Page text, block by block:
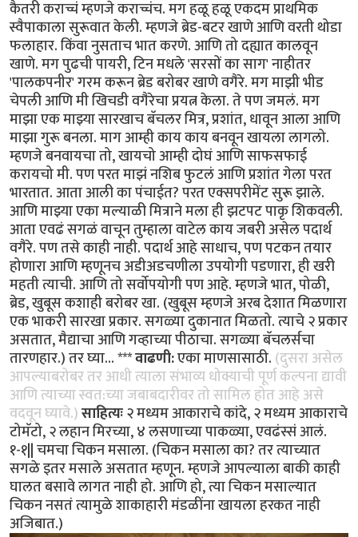
कैतरी कराच्चं म्हणजे कराच्चंच. मग हळू हळू एकदम प्राथमिक
स्वैपाकाला सुरूवात केली. म्हणजे ब्रेड-बटर खाणे आणि वरती थोडा
फलाहार. किंवा नुसताच भात करणे. आणि तो दह्यात कालवून
खाणे. मग पुढची पायरी, टिन मधले 'सरसों का साग' नाहीतर
'पालकपनीर' गरम करून ब्रेड बरोबर खाणे वगैरे. मग माझी भीड
चेपली आणि मी खिचडी वगैरेचा प्रयत्न केला. ते पण जमलं. मग
माझा एक माझ्या सारखाच बॅचलर मित्र, प्रशांत, धावून आला आणि
माझा गुरू बनला. माग आम्ही काय काय बनवून खायला लागलो.
म्हणजे बनवायचा तो, खायचो आम्ही दोघं आणि साफसफाई
करायचो मी. पण परत माझं नशिब फुटलं आणि प्रशांत गेला परत
भारतात. आता आली का पंचाईत? परत एक्सपरीमेंट सुरू झाले.
आणि माझ्या एका मल्याळी मित्राने मला ही झटपट पाकृ शिकवली.
आता एवढं सगळं वाचून तुम्हाला वाटेल काय जबरी असेल पदार्थ
वगैरे. पण तसे काही नाही. पदार्थ आहे साधाच, पण पटकन तयार
होणारा आणि म्हणूनच अडीअडचणीला उपयोगी पडणारा, ही खरी
महती त्याची. आणि तो सर्वोपयोगी पण आहे. म्हणजे भात, पोळी,
ब्रेड, खुबूस कशाही बरोबर खा. (खुबूस म्हणजे अरब देशात मिळणारा
एक भाकरी सारखा प्रकार. सगळ्या दुकानात मिळतो. त्याचे २ प्रकार
असतात, मैद्याचा आणि गव्हाच्या पीठाचा. सगळ्या बॅचलर्सचा
तारणहार.) तर घ्या... ***वाढणी:एका माणसासाठी.(दुसरा असेल
आपल्याबरोबर तर आधी त्याला संभाव्य धोक्याची पूर्ण कल्पना द्यावी
आणि त्याच्या स्वत:च्या जबाबदारीवर तो सामिल होत आहे असे
वदवून घ्यावे.)साहित्यः२ मध्यम आकाराचे कांदे, २ मध्यम आकाराचे
टोमॅटो, २ लहान मिरच्या, ४ लसणाच्या पाकळ्या, एवढंस्सं आलं.
१-१|| चमचा चिकन मसाला. (चिकन मसाला का? तर त्याच्यात
सगळे इतर मसाले असतात म्हणून. म्हणजे आपल्याला बाकी काही
घालत बसावे लागत नाही हो. आणि हो, त्या चिकन मसाल्यात
चिकन नसतं त्यामुळे शाकाहारी मंडळींना खायला हरकत नाही
अजिबात.)